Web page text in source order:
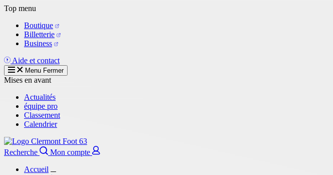
Aller
contenu
principal
Top menu
Boutique
Billetterie
Business
Aide et contact
Menu Fermer
Mises en avant
Actualités
équipe pro
Classement
Calendrier
Recherche
Mon compte
Accueil